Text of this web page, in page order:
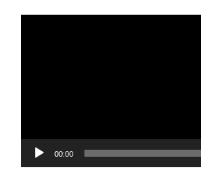
00:00